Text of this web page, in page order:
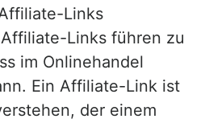
Links
Links führen zu
im Onlinehandel
Ein Affiliate-Link ist
der einem